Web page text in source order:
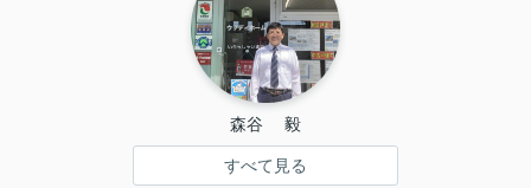
森谷 　毅
すべて見る